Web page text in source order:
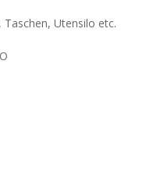
Utensilo etc.